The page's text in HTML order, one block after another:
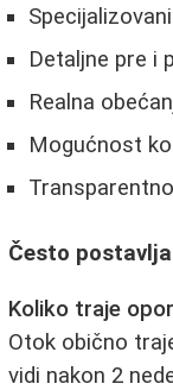
Detaljne pre i
Realna
Mogućnost
Često
Koliko traje
Otok obično
vidi nakon 2